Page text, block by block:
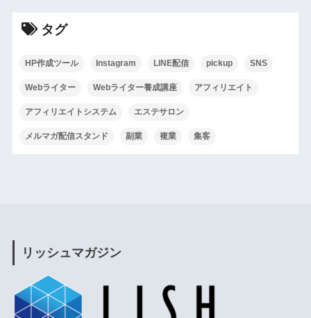
タグ
HP作成ツール Instagram LINE配信 pickup SNS
Webライター Webライター養成講座 アフィリエイト
アフィリエイトシステム エステサロン
メルマガ配信スタンド 副業 複業 集客
リッシュマガジン